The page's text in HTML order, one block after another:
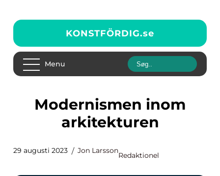
KONSTFÖRDIG.se
Menu
Modernismen inom
arkitekturen
29 augusti 2023 Jon Larsson
Redaktionel